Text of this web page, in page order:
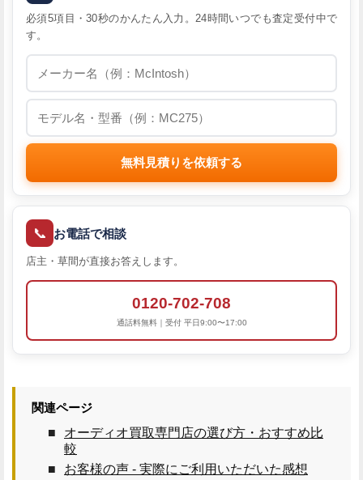
必須5項目・30秒のかんたん入力。24時間いつでも査定受付中で
す。
無料見積りを依頼する
📞 お電話で相談
店主・草間が直接お答えします。
0120-702-708
通話料無料｜受付 平日9:00〜17:00
関連ページ
オーディオ買取専門店の選び方・おすすめ比
較
お客様の声 - 実際にご利用いただいた感想